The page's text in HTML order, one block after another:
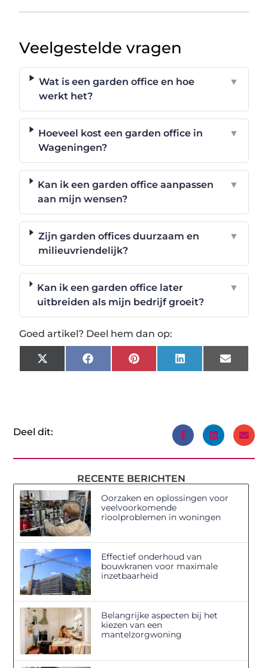
Veelgestelde vragen
Wat is een garden office en hoe
werkt het?
▼
Hoeveel kost een garden office in
Wageningen?
▼
Kan ik een garden office aanpassen
aan mijn wensen?
▼
Zijn garden offices duurzaam en
milieuvriendelijk?
▼
Kan ik een garden office later
uitbreiden als mijn bedrijf groeit?
▼
Goed artikel? Deel hem dan op:
X
(Twitter)
FacebookPinterestLinkedInEmail
Deel dit:
RECENTE BERICHTEN
Oorzaken en oplossingen voor
veelvoorkomende
rioolproblemen in woningen
Effectief onderhoud van
bouwkranen voor maximale
inzetbaarheid
Belangrijke aspecten bij het
kiezen van een
mantelzorgwoning